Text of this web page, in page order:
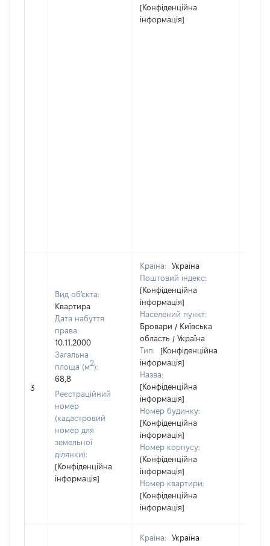
[Конфіденційна
інформація]
3
Вид об'єкта:
Квартира
Дата набуття
права:
10.11.2000
Загальна
площа (м2):
68,8
Реєстраційний
номер
(кадастровий
номер для
земельної
ділянки):
[Конфіденційна
інформація]
Країна:
Україна
Поштовий індекс:
[Конфіденційна
інформація]
Населений пункт:
Бровари / Київська
область / Україна
Тип:
[Конфіденційна
інформація]
Назва:
[Конфіденційна
інформація]
Номер будинку:
[Конфіденційна
інформація]
Номер корпусу:
[Конфіденційна
інформація]
Номер квартири:
[Конфіденційна
інформація]
Країна:
Україна